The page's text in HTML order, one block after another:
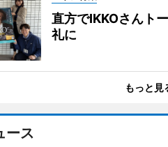
直方でIKKOさんト
礼に
もっと見
ース